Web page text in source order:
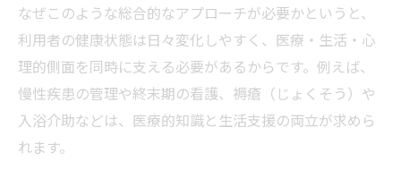
点
バイタル観察や排泄支援の援助例に注目
訪問看護ステーションでのバイタル観察の
工夫
なぜこのような総合的なアプローチが必要かというと、
利用者の健康状態は日々変化しやすく、医療・生活・心
理的側面を同時に支える必要があるからです。例えば、
慢性疾患の管理や終末期の看護、褥瘡（じょくそう）や
入浴介助などは、医療的知識と生活支援の両立が求めら
れます。